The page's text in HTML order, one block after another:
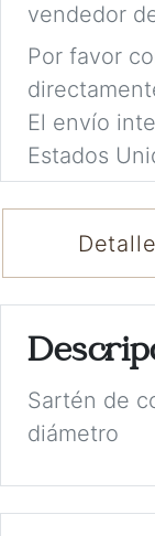
vendedor
Por favor
El envío
Estados
Sartén de
diámetro